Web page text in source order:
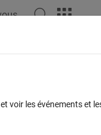
les événements et